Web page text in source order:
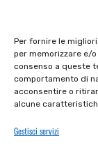
Per fornire le
per memorizzare e/
consenso a queste
comportamento di
acconsentire o
alcune
Gestisci servizi
Newsletter
Iscriviti alla